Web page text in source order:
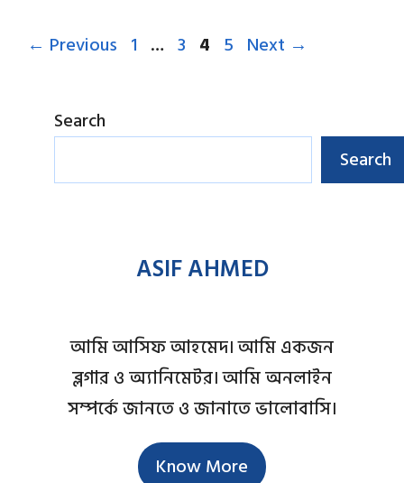
← Previous Page
1 … Page
3 Page
4 Page
5 Next →
Search
Search
ASIF AHMED
আমি আসিফ আহমেদ। আমি একজন
ব্লগার ও অ্যানিমেটর। আমি অনলাইন
সম্পর্কে জানতে ও জানাতে ভালোবাসি।
Know More